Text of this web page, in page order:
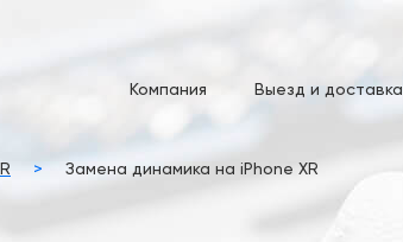
Компания Выезд и доставка
> Замена динамика на iPhone XR